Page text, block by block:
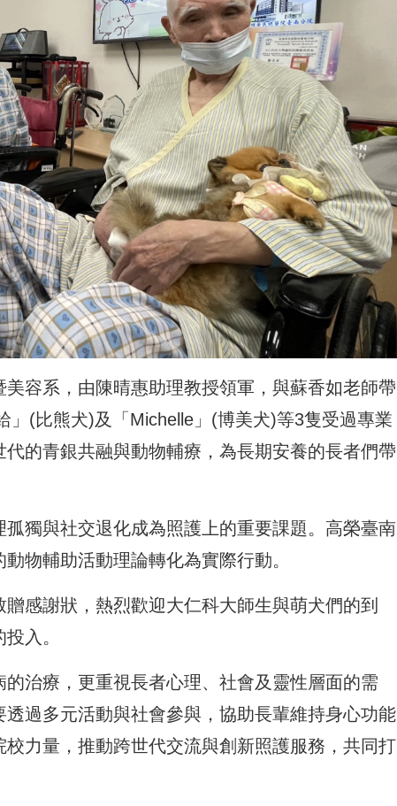
容系，由陳晴惠助理教授領軍，與蘇香如老師帶
(比熊犬)及「Michelle」(博美犬)等3隻受過專業
的青銀共融與動物輔療，為長期安養的長者們帶
獨與社交退化成為照護上的重要課題。高榮臺南
物輔助活動理論轉化為實際行動。
感謝狀，熱烈歡迎大仁科大師生與萌犬們的到
入。
治療，更重視長者心理、社會及靈性層面的需
過多元活動與社會參與，協助長輩維持身心功能
力量，推動跨世代交流與創新照護服務，共同打